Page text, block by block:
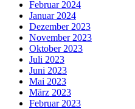
Februar 2024
Januar 2024
Dezember 2023
November 2023
Oktober 2023
Juli 2023
Juni 2023
Mai 2023
März 2023
Februar 2023